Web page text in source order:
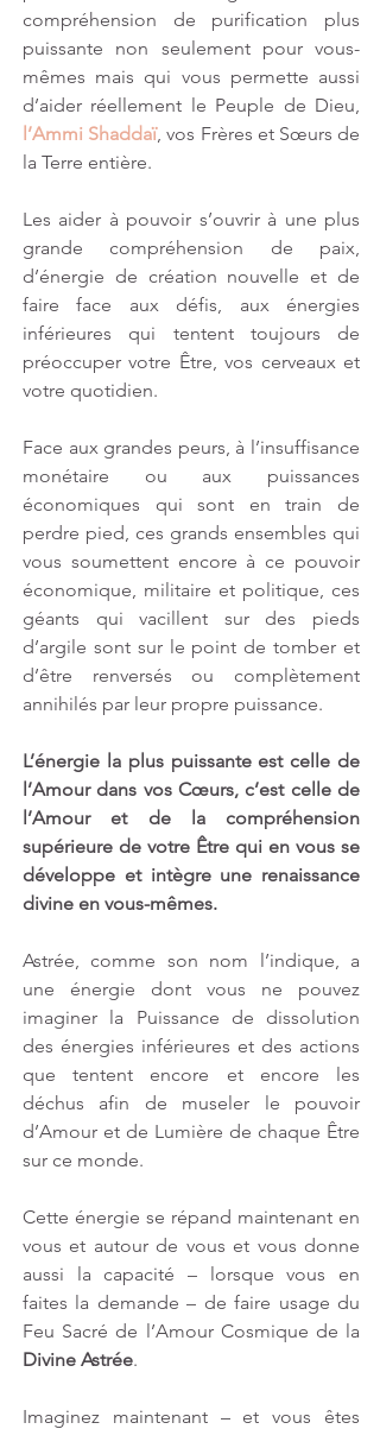
compréhension de purification plus
puissante non seulement pour vous-
mêmes mais qui vous permette aussi
l’Ammi Shaddaï, vos Frères et Sœurs de
la Terre entière.
Les aider à pouvoir s’ouvrir à une plus
grande compréhension de paix,
d’énergie de création nouvelle et de
faire face aux défis, aux énergies
inférieures qui tentent toujours de
préoccuper votre Être, vos cerveaux et
votre quotidien.
Face aux grandes peurs, à l’insuffisance
monétaire ou aux puissances
économiques qui sont en train de
perdre pied, ces grands ensembles qui
vous soumettent encore à ce pouvoir
économique, militaire et politique, ces
géants qui vacillent sur des pieds
d’argile sont sur le point de tomber et
d’être renversés ou complètement
annihilés par leur propre puissance.
L’énergie la plus puissante est celle de
l’Amour dans vos Cœurs, c’est celle de
l’Amour et de la compréhension
supérieure de votre Être qui en vous se
développe et intègre une renaissance
divine en vous-mêmes.
Astrée, comme son nom l’indique, a
une énergie dont vous ne pouvez
imaginer la Puissance de dissolution
des énergies inférieures et des actions
que tentent encore et encore les
déchus afin de museler le pouvoir
d’Amour et de Lumière de chaque Être
sur ce monde.
Cette énergie se répand maintenant en
vous et autour de vous et vous donne
aussi la capacité – lorsque vous en
faites la demande – de faire usage du
Divine Astrée.
Imaginez maintenant – et vous êtes